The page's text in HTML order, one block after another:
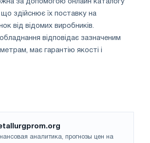
за допомогою онлайн каталогу
що здійснює їх поставку на
від відомих виробників.
відповідає зазначеним
має гарантію якості і
аналитика, прогнозы цен на